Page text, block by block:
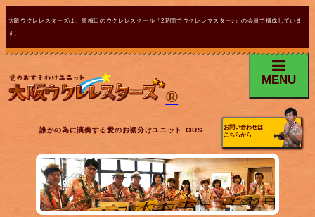
大阪ウクレレスターズは、東梅田のウクレレスクール『2時間でウクレレマスター♪』の会員で構成していま
す。
®
MENU
誰かの為に演奏する愛のお裾分けユニット OUS
お問い合わせは
こちらから